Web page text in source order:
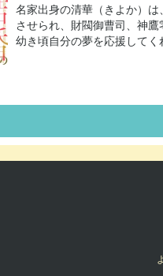
名家出身の清華（きよか）
させられ、財閥御曹司、神
幼き頃自分の夢を応援してく